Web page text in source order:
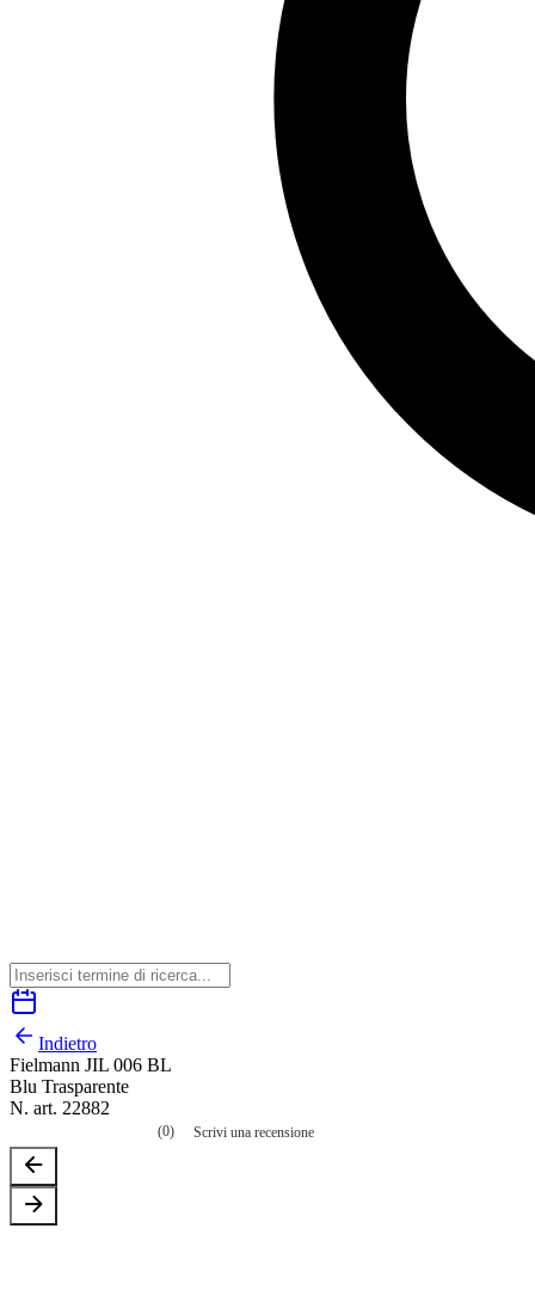
Indietro
Fielmann JIL 006 BL
Blu Trasparente
N. art. 22882
valutazione
valutazione
media
(0) Scrivi una recensione